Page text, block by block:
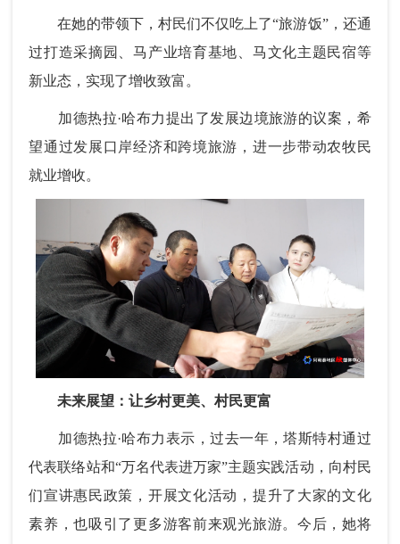
在她的带领下，村民们不仅吃上了“旅游饭”，还通
过打造采摘园、马产业培育基地、马文化主题民宿等
新业态，实现了增收致富。
加德热拉·哈布力提出了发展边境旅游的议案，希
望通过发展口岸经济和跨境旅游，进一步带动农牧民
就业增收。
未来展望：让乡村更美、村民更富
加德热拉·哈布力表示，过去一年，塔斯特村通过
代表联络站和“万名代表进万家”主题实践活动，向村民
们宣讲惠民政策，开展文化活动，提升了大家的文化
素养，也吸引了更多游客前来观光旅游。今后，她将